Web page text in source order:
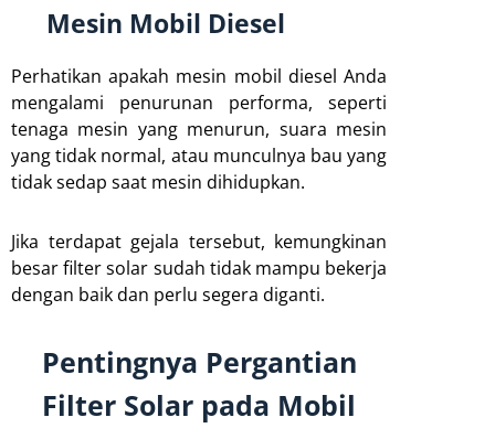
Mesin Mobil Diesel
Perhatikan apakah mesin mobil diesel Anda
mengalami penurunan performa, seperti
tenaga mesin yang menurun, suara mesin
yang tidak normal, atau munculnya bau yang
tidak sedap saat mesin dihidupkan.
Jika terdapat gejala tersebut, kemungkinan
besar filter solar sudah tidak mampu bekerja
dengan baik dan perlu segera diganti.
Pentingnya Pergantian
Filter Solar pada Mobil